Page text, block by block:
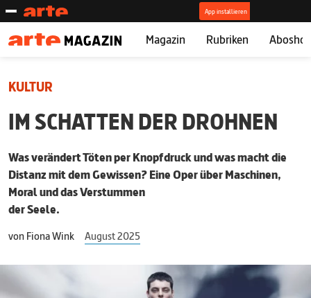
Magazin Rubriken
KULTUR
IM SCHATTEN DER DROHNEN
Was verändert Töten per Knopfdruck und was macht die
Distanz mit dem Gewissen? Eine Oper über Maschinen,
Moral und das Verstummen
der Seele.
vonFiona Wink August 2025